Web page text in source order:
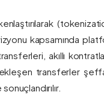
kapsamında
akıllı
transferler